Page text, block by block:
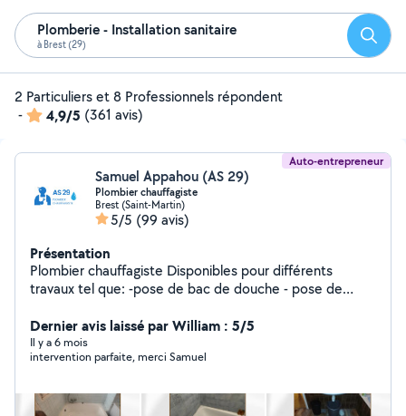
Plomberie - Installation sanitaire
à Brest (29)
2 Particuliers et 8 Professionnels répondent
-
4,9/5 (361 avis)
Auto-entrepreneur
Samuel Appahou (AS 29)
Plombier chauffagiste
Brest (Saint-Martin)
5/5 (99 avis)
Présentation
Plombier chauffagiste Disponibles pour différents
travaux tel que: -pose de bac de douche - pose de
bain -débouchage toilette, salle de bain, évier -
installation chaudière / ballon d'eau chaude -Pose WC -
Dernier avis laissé par William : 5/5
Il y a 6 mois
intervention parfaite, merci Samuel